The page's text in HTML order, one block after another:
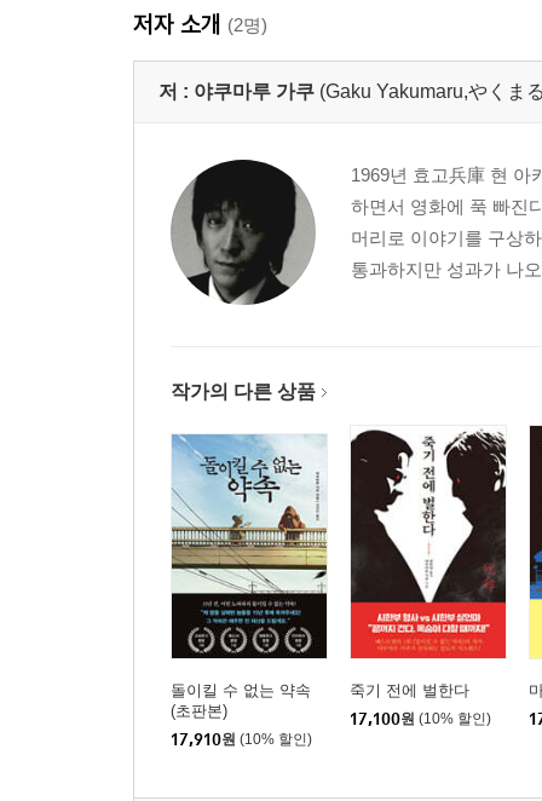
저자 소개 (2명)
저 : 야쿠마루 가쿠 (Gaku Yakumaru,やくま
1969년 효고兵庫 현 아
하면서 영화에 푹 빠진
머리로 이야기를 구상
통과하지만 성과가 나
작가의 다른 상품
돌이킬 수 없는 약속
(초판본)
17,910원 (10% 할인)
죽기 전에 벌한다
17,100원 (10% 할인)